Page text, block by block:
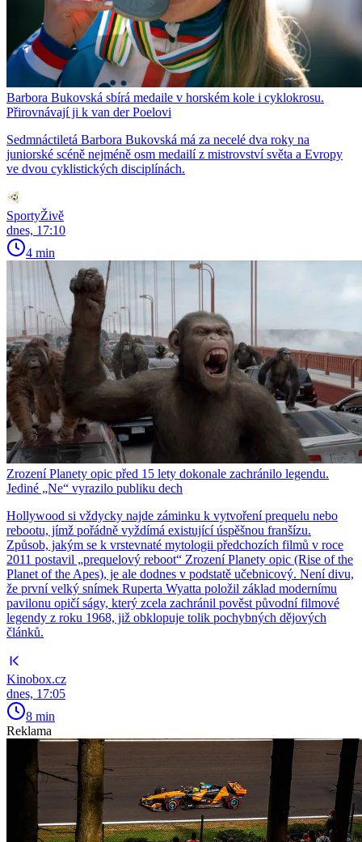
Barbora Bukovská sbírá medaile v horském kole i cyklokrosu.
Přirovnávají ji k van der Poelovi
Sedmnáctiletá Barbora Bukovská má za necelé dva roky na
juniorské scéně nejméně osm medailí z mistrovství světa a Evropy
ve dvou cyklistických disciplínách.
SportyŽivě
dnes, 17:10
4 min
Zrození Planety opic před 15 lety dokonale zachránilo legendu.
Jediné „Ne“ vyrazilo publiku dech
Hollywood si vždycky najde záminku k vytvoření prequelu nebo
rebootu, jímž pořádně vyždímá existující úspěšnou franšízu.
Způsob, jakým se k vrstevnaté mytologii předchozích filmů v roce
2011 postavil „prequelový reboot“ Zrození Planety opic (Rise of the
Planet of the Apes), je ale dodnes v podstatě učebnicový. Není divu,
že první velký snímek Ruperta Wyatta položil základ modernímu
pavilonu opičí ságy, který zcela zachránil pověst původní filmové
legendy z roku 1968, již obklopuje tolik pochybných dějových
článků.
Kinobox.cz
dnes, 17:05
8 min
Reklama